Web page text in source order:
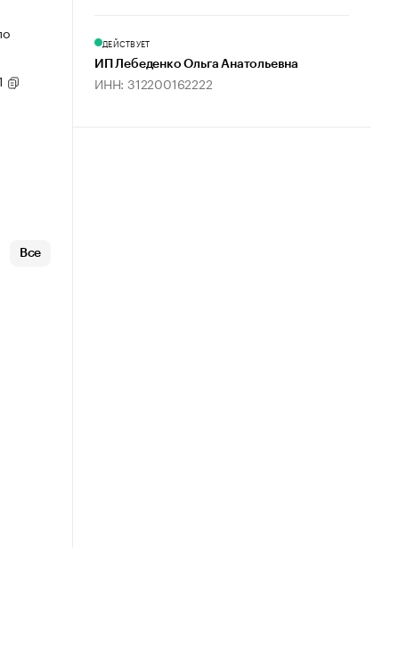
Все
ДЕЙСТВУЕТ
ИП Лебеденко Ольга Анатольевна
ИНН: 312200162222